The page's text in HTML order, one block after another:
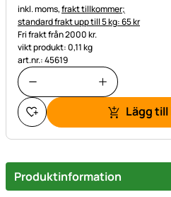
Skatteinformation:
inkl. moms,frakt tillkommer;
standard frakt upp till 5 kg: 65 kr
Fri frakt från 2000 kr.
vikt produkt: 0,11 kg
art.nr.: 45619
Lägg
Produktinformation